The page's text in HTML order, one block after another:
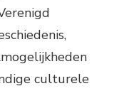
culturele